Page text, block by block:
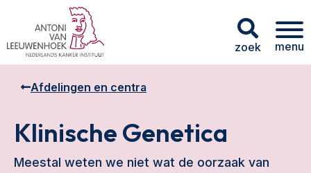
zoek menu
Klinische Genetica
Meestal weten we niet wat de oorzaak van
Afdelingen en centra